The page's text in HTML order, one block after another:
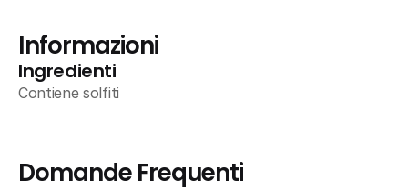
Informazioni
Ingredienti
Contiene solfiti
Domande Frequenti